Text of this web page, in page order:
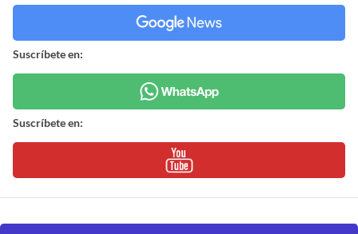
Suscríbete en:
Suscríbete en: